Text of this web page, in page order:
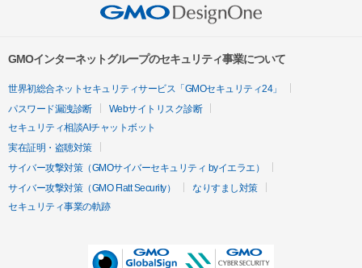
GMOインターネットグループのセキュリティ事業について
世界初総合ネットセキュリティサービス「GMOセキュリティ24」
パスワード漏洩診断
Webサイトリスク診断
セキュリティ相談AIチャットボット
実在証明・盗聴対策
サイバー攻撃対策（GMOサイバーセキュリティ byイエラエ）
サイバー攻撃対策（GMO Flatt Security）
なりすまし対策
セキュリティ事業の軌跡